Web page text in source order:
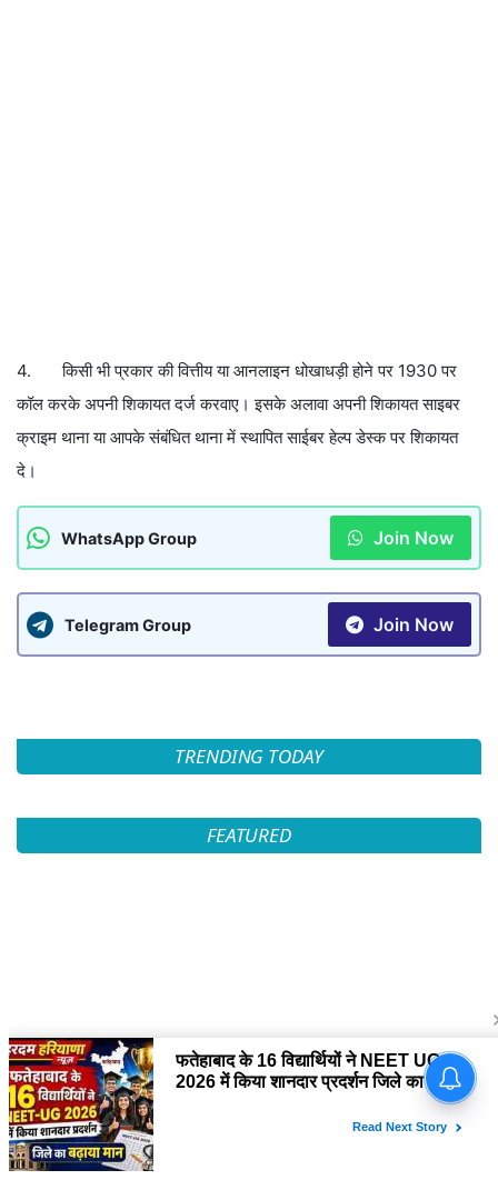
4. किसी भी प्रकार की वित्तीय या आनलाइन धोखाधड़ी होने पर 1930 पर
कॉल करके अपनी शिकायत दर्ज करवाए। इसके अलावा अपनी शिकायत साइबर
क्राइम थाना या आपके संबंधित थाना में स्थापित साईबर हेल्प डेस्क पर शिकायत
दे।
WhatsApp Group Join Now
Telegram Group Join Now
TRENDING TODAY
FEATURED